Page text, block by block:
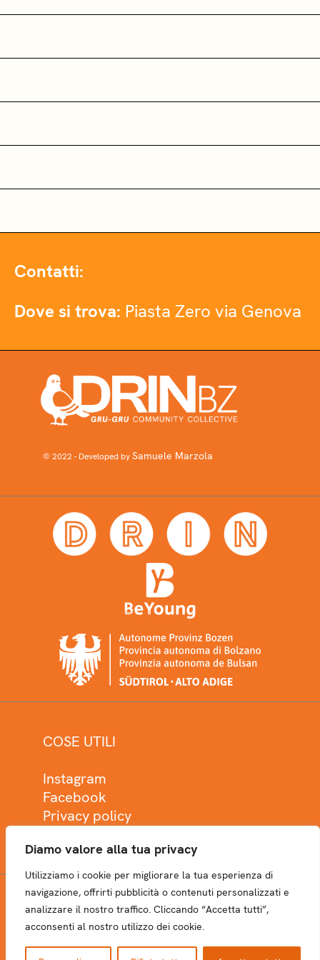
Diamo valore alla tua privacy
Utilizziamo i cookie per migliorare la tua esperienza di
navigazione, offrirti pubblicità o contenuti personalizzati e
analizzare il nostro traffico. Cliccando “Accetta tutti”,
acconsenti al nostro utilizzo dei cookie.
Contatti:
Dove si trova: Piasta Zero via Genova
© 2022 - Developed bySamuele Marzola
COSE UTILI
Instagram
Facebook
Privacy policy
NEWSLETTER